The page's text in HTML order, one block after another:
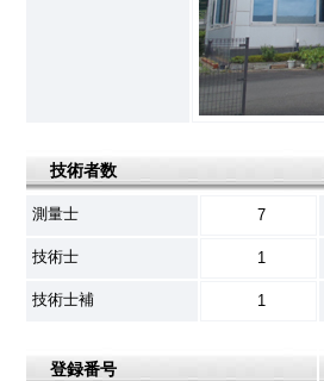
技術者数
測量士 7
技術士 1
技術士補 1
登録番号